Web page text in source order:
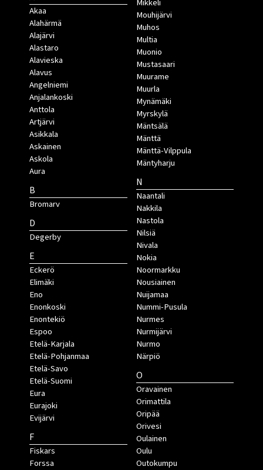
Akaa
Alahärmä
Alajärvi
Alastaro
Alavieska
Alavus
Angelniemi
Anjalankoski
Anttola
Artjärvi
Asikkala
Askainen
Askola
Aura
B
Bromarv
D
Degerby
E
Eckerö
Elimäki
Eno
Enonkoski
Enontekiö
Espoo
Etelä-Karjala
Etelä-Pohjanmaa
Etelä-Savo
Etelä-Suomi
Eura
Eurajoki
Evijärvi
F
Fiskars
Forssa
Mikkeli
Mouhijärvi
Muhos
Multia
Muonio
Mustasaari
Muurame
Muurla
Mynämäki
Myrskylä
Mäntsälä
Mänttä
Mänttä-Vilppula
Mäntyharju
N
Naantali
Nakkila
Nastola
Nilsiä
Nivala
Nokia
Noormarkku
Nousiainen
Nuijamaa
Nummi-Pusula
Nurmes
Nurmijärvi
Nurmo
Närpiö
O
Oravainen
Orimattila
Oripää
Orivesi
Oulainen
Oulu
Outokumpu